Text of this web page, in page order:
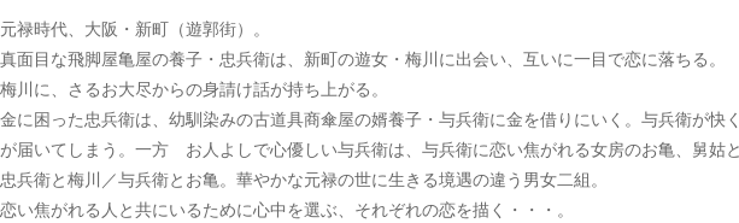
元禄時代、大阪・新町（遊郭街）。
真面目な飛脚屋亀屋の養子・忠兵衛は、新町の遊女・梅川に出会い、互いに一目で恋に落ちる。
梅川に、さるお大尽からの身請け話が持ち上がる。
金に困った忠兵衛は、幼馴染みの古道具商傘屋の婿養子・与兵衛に金を借りにいく。与兵衛が
が届いてしまう。一方 お人よしで心優しい与兵衛は、与兵衛に恋い焦がれる女房のお亀、舅姑
忠兵衛と梅川／与兵衛とお亀。華やかな元禄の世に生きる境遇の違う男女二組。
恋い焦がれる人と共にいるために心中を選ぶ、それぞれの恋を描く・・・。